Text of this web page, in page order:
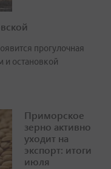
прогулочная
и остановкой
Приморское
зерно активно
уходит на
экспорт: итоги
июля